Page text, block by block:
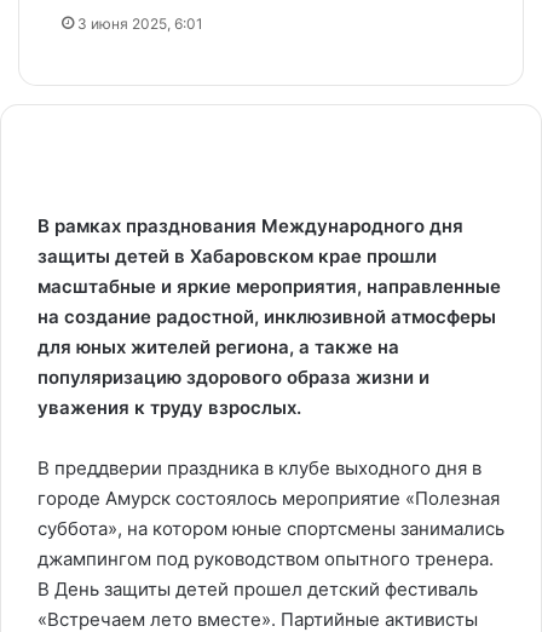
3 июня 2025, 6:01
В рамках празднования Международного дня
защиты детей в Хабаровском крае прошли
масштабные и яркие мероприятия, направленные
на создание радостной, инклюзивной атмосферы
для юных жителей региона, а также на
популяризацию здорового образа жизни и
уважения к труду взрослых.
В преддверии праздника в клубе выходного дня в
городе Амурск состоялось мероприятие «Полезная
суббота», на котором юные спортсмены занимались
джампингом под руководством опытного тренера.
В День защиты детей прошел детский фестиваль
«Встречаем лето вместе». Партийные активисты